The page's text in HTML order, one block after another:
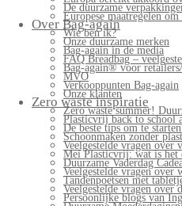
De duurzame
Europese maatregelen
Over Bag-again
Wie ben ik?
Onze duurzame merken
Bag-again in de media
FAQ Breadbag –
Bag-again® voor
MVO
Verkooppunten Bag-again
Onze klanten
Zero waste inspiratie
Zero waste summer!
Plasticvrij back to school
De beste tips om te
Schoonmaken zonder
Veelgestelde vragen over
Mei Plasticvrij: wat is het
Duurzame Vaderdag
Veelgestelde vragen over
Tandenpoetsen met
Veelgestelde vragen over
Persoonlijke blogs van